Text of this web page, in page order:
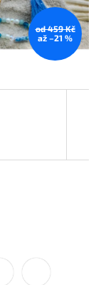
od 459 Kč
až –21 %